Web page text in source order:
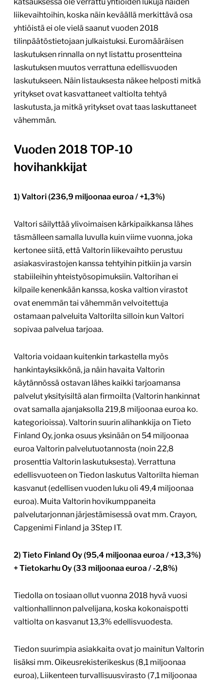
katsauksessa ole verrattu yhtiöiden lukuja näiden
liikevaihtoihin, koska näin keväällä merkittävä osa
yhtiöistä ei ole vielä saanut vuoden 2018
tilinpäätöstietojaan julkaistuksi. Euromääräisen
laskutuksen rinnalla on nyt listattu prosentteina
laskutuksen muutos verrattuna edellisvuoden
laskutukseen. Näin listauksesta näkee helposti mitkä
yritykset ovat kasvattaneet valtiolta tehtyä
laskutusta, ja mitkä yritykset ovat taas laskuttaneet
vähemmän.
Vuoden 2018 TOP-10
hovihankkijat
1) Valtori (236,9 miljoonaa euroa / +1,3%)
Valtori säilyttää ylivoimaisen kärkipaikkansa lähes
täsmälleen samalla luvulla kuin viime vuonna, joka
kertonee siitä, että Valtorin liikevaihto perustuu
asiakasvirastojen kanssa tehtyihin pitkiin ja varsin
stabiileihin yhteistyösopimuksiin. Valtorihan ei
kilpaile kenenkään kanssa, koska valtion virastot
ovat enemmän tai vähemmän velvoitettuja
ostamaan palveluita Valtorilta silloin kun Valtori
sopivaa palvelua tarjoaa.
Valtoria voidaan kuitenkin tarkastella myös
hankintayksikkönä, ja näin havaita Valtorin
käytännössä ostavan lähes kaikki tarjoamansa
palvelut yksityisiltä alan firmoilta (Valtorin hankinnat
ovat samalla ajanjaksolla 219,8 miljoonaa euroa ko.
kategorioissa). Valtorin suurin alihankkija on Tieto
Finland Oy, jonka osuus yksinään on 54 miljoonaa
euroa Valtorin palvelutuotannosta (noin 22,8
prosenttia Valtorin laskutuksesta). Verrattuna
edellisvuoteen on Tiedon laskutus Valtorilta hieman
kasvanut (edellisen vuoden luku oli 49,4 miljoonaa
euroa). Muita Valtorin hovikumppaneita
palvelutarjonnan järjestämisessä ovat mm. Crayon,
Capgenimi Finland ja 3Step IT.
2) Tieto Finland Oy (95,4 miljoonaa euroa / +13,3%)
+ Tietokarhu Oy (33 miljoonaa euroa / -2,8%)
Tiedolla on tosiaan ollut vuonna 2018 hyvä vuosi
valtionhallinnon palvelijana, koska kokonaispotti
valtiolta on kasvanut 13,3% edellisvuodesta.
Tiedon suurimpia asiakkaita ovat jo mainitun Valtorin
lisäksi mm. Oikeusrekisterikeskus (8,1 miljoonaa
euroa), Liikenteen turvallisuusvirasto (7,1 miljoonaa